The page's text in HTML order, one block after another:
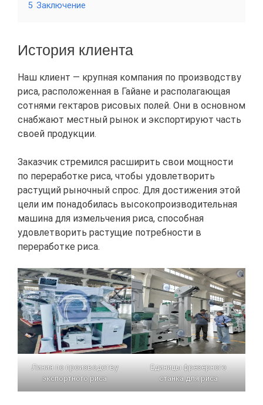
5 Заключение
История клиента
Наш клиент — крупная компания по производству
риса, расположенная в Гайане и располагающая
сотнями гектаров рисовых полей. Они в основном
снабжают местный рынок и экспортируют часть
своей продукции.
Заказчик стремился расширить свои мощности
по переработке риса, чтобы удовлетворить
растущий рыночный спрос. Для достижения этой
цели им понадобилась высокопроизводительная
машина для измельчения риса, способная
удовлетворить растущие потребности в
переработке риса.
Линия по производству
экспортного риса
Единицы фрезерного
станка для риса